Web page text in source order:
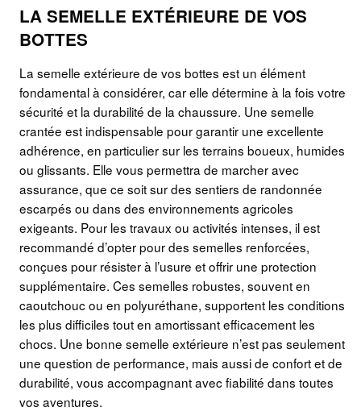
LA SEMELLE EXTÉRIEURE DE VOS
BOTTES
La semelle extérieure de vos bottes est un élément
fondamental à considérer, car elle détermine à la fois votre
sécurité et la durabilité de la chaussure. Une semelle
crantée est indispensable pour garantir une excellente
adhérence, en particulier sur les terrains boueux, humides
ou glissants. Elle vous permettra de marcher avec
assurance, que ce soit sur des sentiers de randonnée
escarpés ou dans des environnements agricoles
exigeants. Pour les travaux ou activités intenses, il est
recommandé d’opter pour des semelles renforcées,
conçues pour résister à l’usure et offrir une protection
supplémentaire. Ces semelles robustes, souvent en
caoutchouc ou en polyuréthane, supportent les conditions
les plus difficiles tout en amortissant efficacement les
chocs. Une bonne semelle extérieure n’est pas seulement
une question de performance, mais aussi de confort et de
durabilité, vous accompagnant avec fiabilité dans toutes
vos aventures.